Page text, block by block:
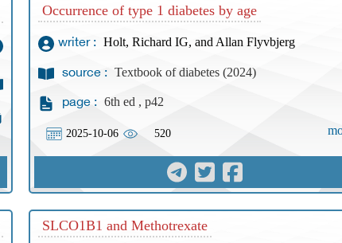
Occurrence of type 1 diabetes by age
writer : Holt, Richard IG, and Allan Flyvbjerg
source : Textbook of diabetes (2024)
page : 6th ed , p42
2025-10-06 520
SLCO1B1 and Methotrexate